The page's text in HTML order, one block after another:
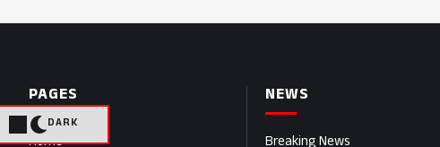
DARK
PAGES NEWS